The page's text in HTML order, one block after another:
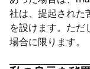
社は、提起された
を設けます。ただ
場合に限ります。